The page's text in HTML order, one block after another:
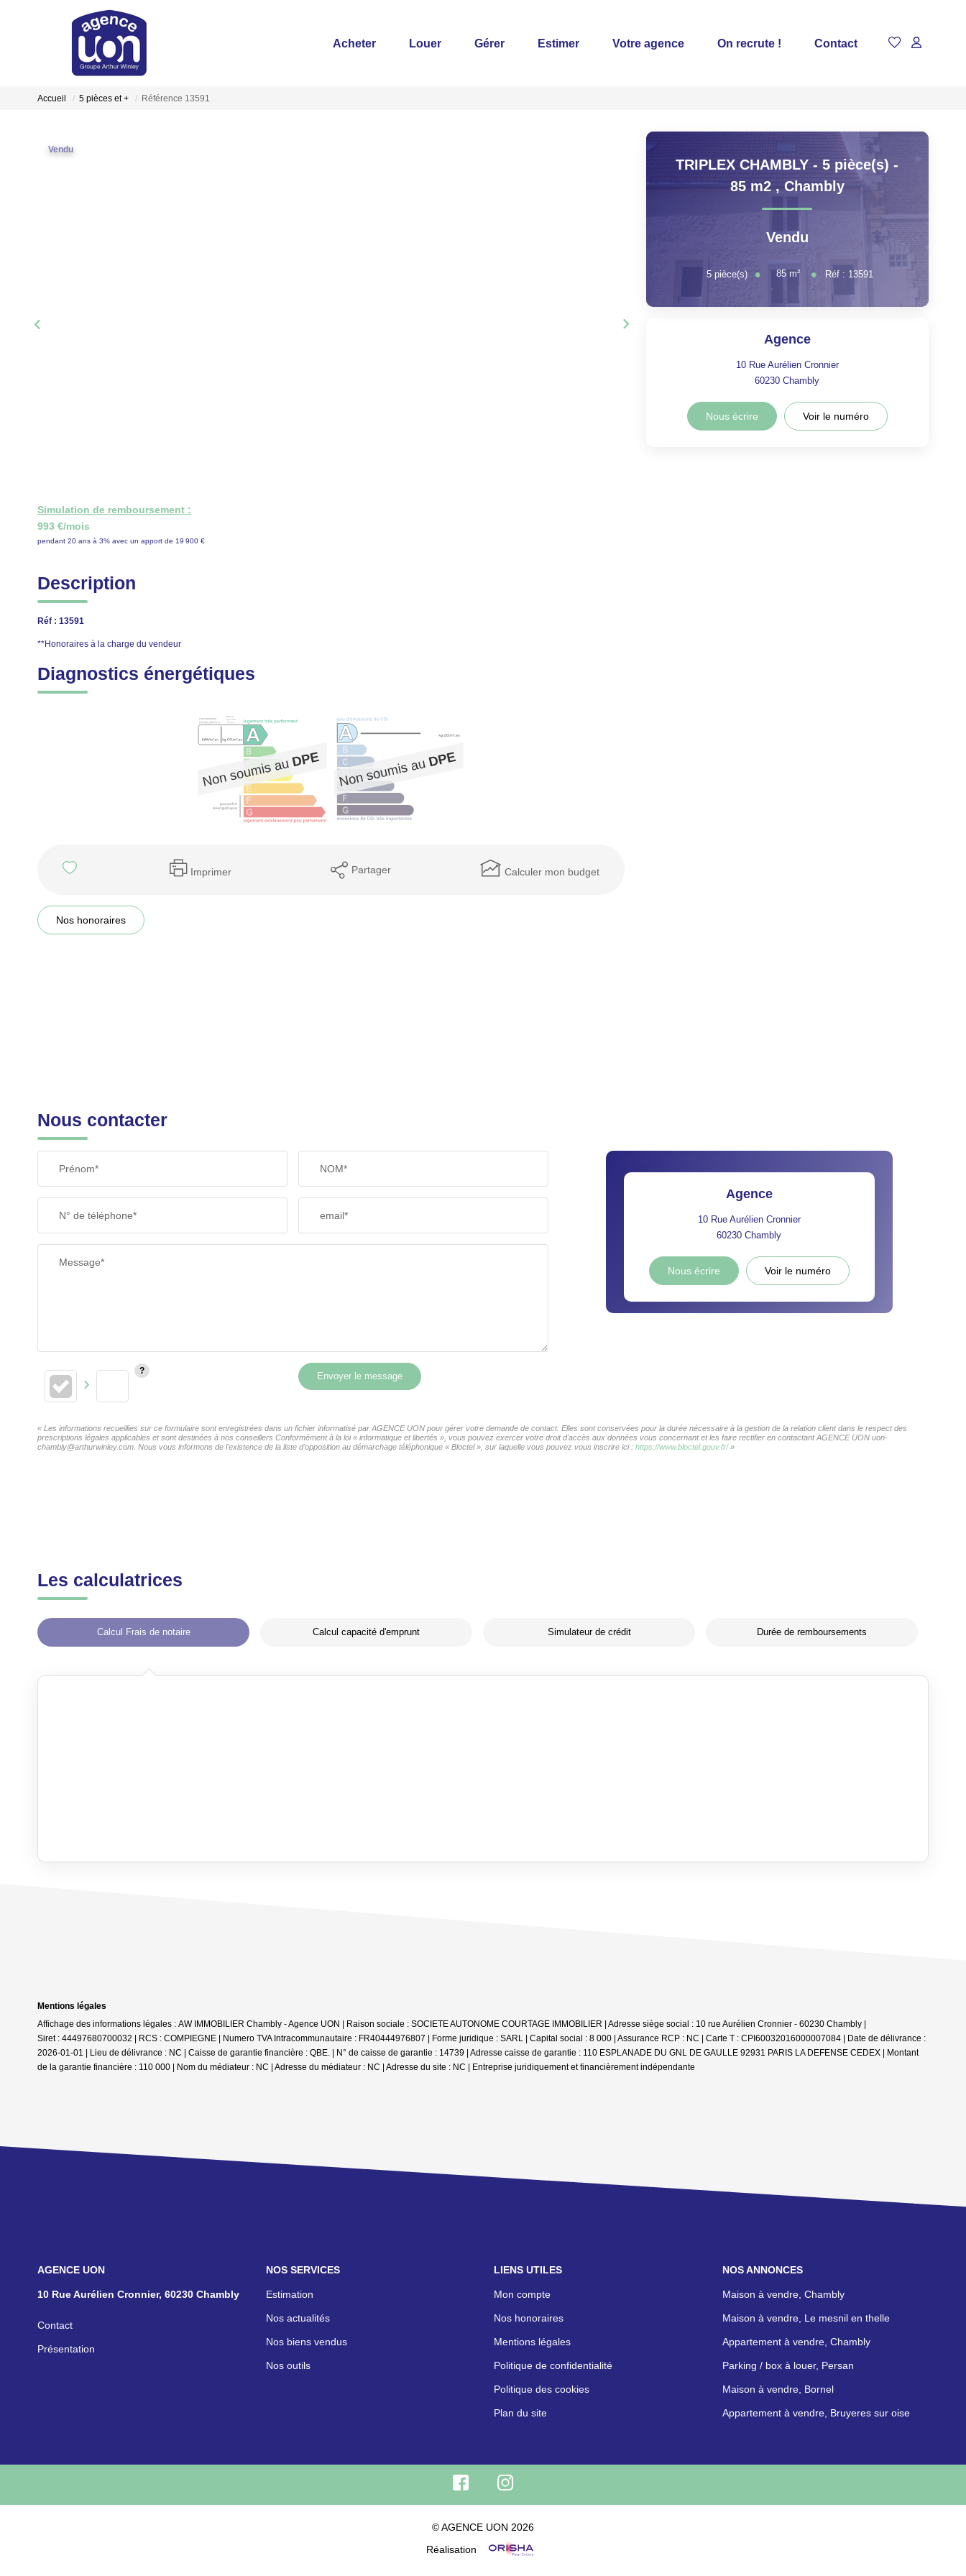
Acheter Louer Gérer Estimer Votre agence On recrute ! Contact
Accueil 5 pièces et + Référence 13591
Vendu
Simulation de remboursement :
993 €/mois
pendant 20 ans à 3% avec un apport de 19 900 €
Description
Réf : 13591
**Honoraires à la charge du vendeur
Diagnostics énergétiques
Imprimer Partager Calculer mon budget
Nos honoraires
TRIPLEX CHAMBLY - 5 pièce(s) -
85 m2 , Chambly
Vendu
5pièce(s) 85 m² Réf : 13591
Agence
10 Rue Aurélien Cronnier
60230Chambly
Nous écrire Voir le numéro
Nous contacter
Prénom* NOM*
N° de téléphone* email*
Message*
Envoyer le message
Agence
10 Rue Aurélien Cronnier
60230Chambly
Nous écrire Voir le numéro
« Les informations recueillies sur ce formulaire sont enregistrées dans un fichier informatisé par AGENCE UON pour gérer votre demande de contact. Elles sont conservées pour la durée nécessaire à la gestion de la relation client dans le respect des
prescriptions légales applicables et sont destinées à nos conseillers Conformément à la loi « informatique et libertés », vous pouvez exercer votre droit d'accès aux données vous concernant et les faire rectifier en contactant AGENCE UON uon-
chambly@arthurwinley.com. Nous vous informons de l'existence de la liste d'opposition au démarchage téléphonique « Bloctel », sur laquelle vous pouvez vous inscrire ici : https://www.bloctel.gouv.fr/»
Les calculatrices
Calcul Frais de notaire Calcul capacité d'emprunt Simulateur de crédit Durée de remboursements
Mentions légales
Affichage des informations légales : AW IMMOBILIER Chambly - Agence UON | Raison sociale : SOCIETE AUTONOME COURTAGE IMMOBILIER | Adresse siège social : 10 rue Aurélien Cronnier - 60230 Chambly |
Siret : 44497680700032 | RCS : COMPIEGNE | Numero TVA Intracommunautaire : FR40444976807 | Forme juridique : SARL | Capital social : 8 000 | Assurance RCP : NC | Carte T : CPI60032016000007084 | Date de délivrance :
2026-01-01 | Lieu de délivrance : NC | Caisse de garantie financière : QBE. | N° de caisse de garantie : 14739 | Adresse caisse de garantie : 110 ESPLANADE DU GNL DE GAULLE 92931 PARIS LA DEFENSE CEDEX | Montant
de la garantie financière : 110 000 | Nom du médiateur : NC | Adresse du médiateur : NC | Adresse du site : NC |
Entreprise juridiquement et financièrement indépendante
NOS AGENCES
10 Rue Aurélien Cronnier, 60230 Chambly
Contact
Présentation
NOS SERVICES
Estimation
Nos actualités
Nos biens vendus
Nos outils
LIENS UTILES
Mon compte
Nos honoraires
Mentions légales
Politique de confidentialité
Politique des cookies
Plan du site
NOS ANNONCES
Maison à vendre, Chambly
Maison à vendre, Le mesnil en thelle
Appartement à vendre, Chambly
Parking / box à louer, Persan
Maison à vendre, Bornel
Appartement à vendre, Bruyeres sur oise
© AGENCE UON 2026
Réalisation